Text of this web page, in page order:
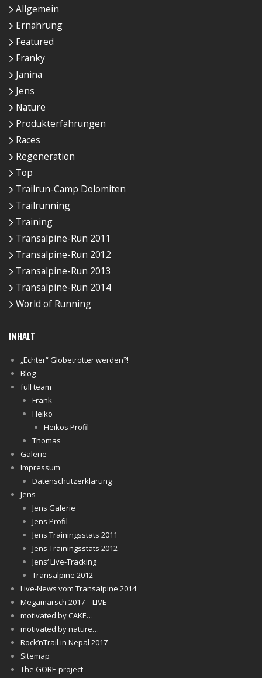
Allgemein
Ernährung
Featured
Franky
Janina
Jens
Nature
Produkterfahrungen
Races
Regeneration
Top
Trailrun-Camp Dolomiten
Trailrunning
Training
Transalpine-Run 2011
Transalpine-Run 2012
Transalpine-Run 2013
Transalpine-Run 2014
World of Running
INHALT
„Echter“ Globetrotter werden?!
Blog
full team
Frank
Heiko
Heikos Profil
Thomas
Galerie
Impressum
Datenschutzerklärung
Jens
Jens Galerie
Jens Profil
Jens Trainingsstats 2011
Jens Trainingsstats 2012
Jens‘ Live-Tracking
Transalpine 2012
Live-News vom Transalpine 2014
Megamarsch 2017 – LIVE
motivated by CAKE…
motivated by nature…
Rock’nTrail in Nepal 2017
Sitemap
The GORE-project